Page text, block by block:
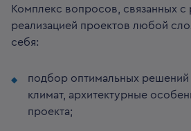
Комплекс вопросов, связанных с
реализацией проектов любой
себя:
подбор оптимальных решений
климат, архитектурные
проекта;